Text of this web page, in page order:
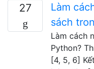
27
Làm
sách
Làm cách
Python?
[4, 5, 6]